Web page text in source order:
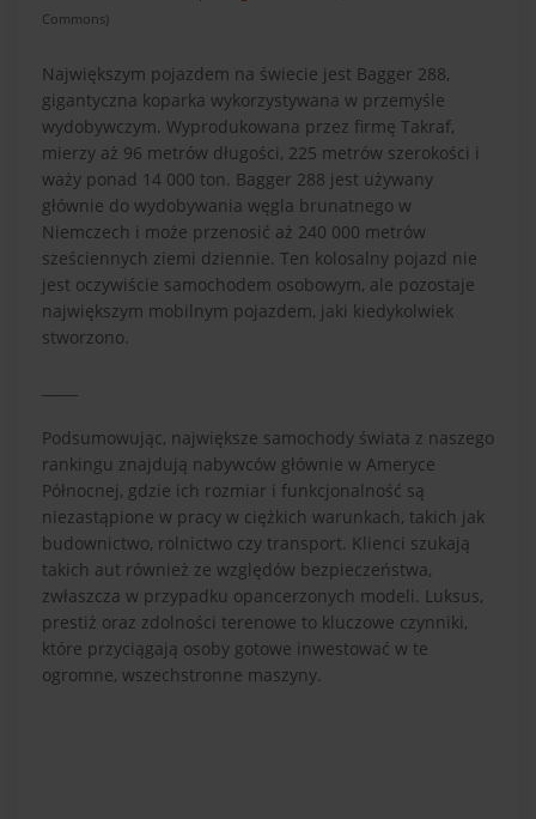
Commons)
Największym pojazdem na świecie jest Bagger 288,
gigantyczna koparka wykorzystywana w przemyśle
wydobywczym. Wyprodukowana przez firmę Takraf,
mierzy aż 96 metrów długości, 225 metrów szerokości i
waży ponad 14 000 ton. Bagger 288 jest używany
głównie do wydobywania węgla brunatnego w
Niemczech i może przenosić aż 240 000 metrów
sześciennych ziemi dziennie. Ten kolosalny pojazd nie
jest oczywiście samochodem osobowym, ale pozostaje
największym mobilnym pojazdem, jaki kiedykolwiek
stworzono.
Podsumowując, największe samochody świata z naszego
rankingu znajdują nabywców głównie w Ameryce
Północnej, gdzie ich rozmiar i funkcjonalność są
niezastąpione w pracy w ciężkich warunkach, takich jak
budownictwo, rolnictwo czy transport. Klienci szukają
takich aut również ze względów bezpieczeństwa,
zwłaszcza w przypadku opancerzonych modeli. Luksus,
prestiż oraz zdolności terenowe to kluczowe czynniki,
które przyciągają osoby gotowe inwestować w te
ogromne, wszechstronne maszyny.